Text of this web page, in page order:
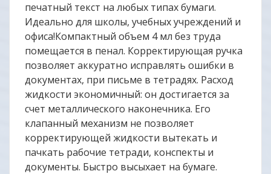
печатный текст на любых типах бумаги.
Идеально для школы, учебных учреждений и
офиса!Компактный объем 4 мл без труда
помещается в пенал. Корректирующая ручка
позволяет аккуратно исправлять ошибки в
документах, при письме в тетрадях. Расход
жидкости экономичный: он достигается за
счет металлического наконечника. Его
клапанный механизм не позволяет
корректирующей жидкости вытекать и
пачкать рабочие тетради, конспекты и
документы. Быстро высыхает на бумаге.